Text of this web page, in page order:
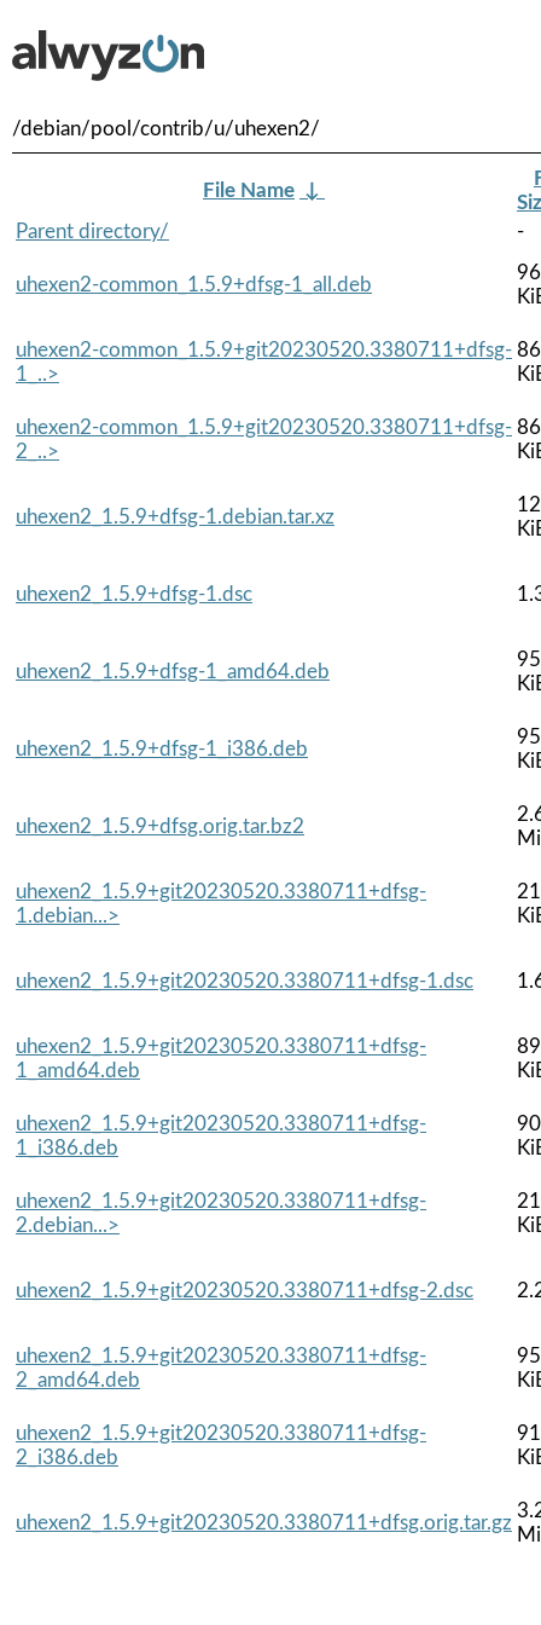
/debian/pool/contrib/u/uhexen2/
File Name ↓
Parent directory/
-
uhexen2-common_1.5.9+dfsg-1_all.deb
uhexen2-common_1.5.9+git20230520.3380711+dfsg-
1_..>
uhexen2-common_1.5.9+git20230520.3380711+dfsg-
2_..>
uhexen2_1.5.9+dfsg-1.debian.tar.xz
uhexen2_1.5.9+dfsg-1.dsc
uhexen2_1.5.9+dfsg-1_amd64.deb
uhexen2_1.5.9+dfsg-1_i386.deb
uhexen2_1.5.9+dfsg.orig.tar.bz2
uhexen2_1.5.9+git20230520.3380711+dfsg-
1.debian...>
uhexen2_1.5.9+git20230520.3380711+dfsg-1.dsc
uhexen2_1.5.9+git20230520.3380711+dfsg-
1_amd64.deb
uhexen2_1.5.9+git20230520.3380711+dfsg-
1_i386.deb
uhexen2_1.5.9+git20230520.3380711+dfsg-
2.debian...>
uhexen2_1.5.9+git20230520.3380711+dfsg-2.dsc
uhexen2_1.5.9+git20230520.3380711+dfsg-
2_amd64.deb
uhexen2_1.5.9+git20230520.3380711+dfsg-
2_i386.deb
uhexen2_1.5.9+git20230520.3380711+dfsg.orig.tar.gz